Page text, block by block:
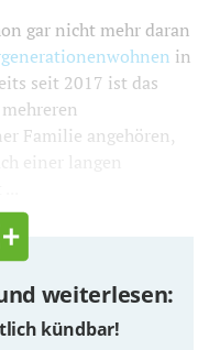
gar nicht mehr daran
in
seit 2017 ist das
Familie angehören,
einer langen
weiterlesen:
kündbar!